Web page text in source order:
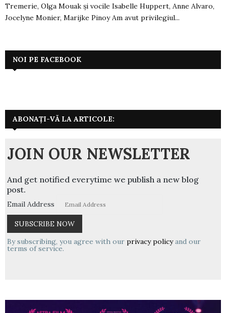
Tremerie, Olga Mouak și vocile Isabelle Huppert, Anne Alvaro,
Jocelyne Monier, Marijke Pinoy Am avut privilegiul...
NOI PE FACEBOOK
ABONAȚI-VĂ LA ARTICOLE:
JOIN OUR NEWSLETTER
And get notified everytime we publish a new blog
post.
Email Address
By subscribing, you agree with our privacy policyand our
terms of service.